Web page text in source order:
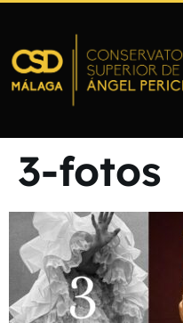
3-fotos